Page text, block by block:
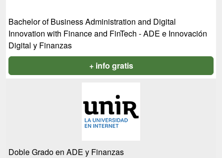
Bachelor of Business Administration and Digital
Innovation with Finance and FinTech - ADE e Innovación
Digital y Finanzas
+ info gratis
Doble Grado en ADE y Finanzas